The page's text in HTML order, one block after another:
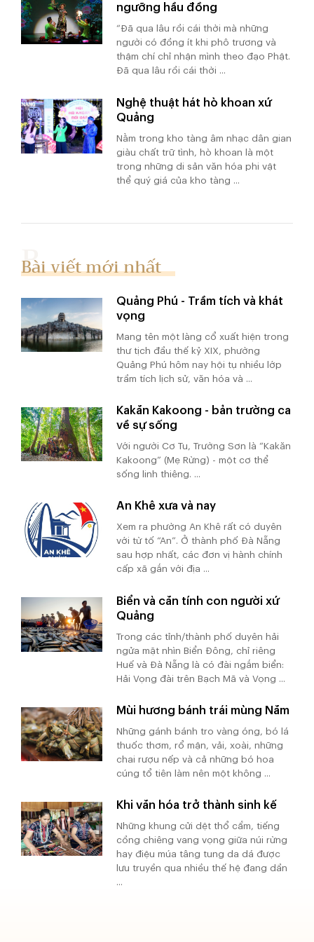
ngưỡng hầu đồng
“Đã qua lâu rồi cái thời mà những
người có đồng ít khi phô trương và
thậm chí chỉ nhận mình theo đạo Phật.
Đã qua lâu rồi cái thời ...
Nghệ thuật hát hò khoan xứ
Quảng
Nằm trong kho tàng âm nhạc dân gian
giàu chất trữ tình, hò khoan là một
trong những di sản văn hóa phi vật
thể quý giá của kho tàng ...
Bài viết mới nhất
Quảng Phú - Trầm tích và khát
vọng
Mang tên một làng cổ xuất hiện trong
thư tịch đầu thế kỷ XIX, phường
Quảng Phú hôm nay hội tụ nhiều lớp
trầm tích lịch sử, văn hóa và ...
Kakăn Kakoong - bản trường ca
về sự sống
Với người Cơ Tu, Trường Sơn là “Kakăn
Kakoong” (Mẹ Rừng) - một cơ thể
sống linh thiêng. ...
An Khê xưa và nay
Xem ra phường An Khê rất có duyên
với từ tố “An”. Ở thành phố Đà Nẵng
sau hợp nhất, các đơn vị hành chính
cấp xã gắn với địa ...
Biển và căn tính con người xứ
Quảng
Trong các tỉnh/thành phố duyên hải
ngửa mặt nhìn Biển Đông, chỉ riêng
Huế và Đà Nẵng là có đài ngắm biển:
Hải Vọng đài trên Bạch Mã và Vọng ...
Mùi hương bánh trái mùng Năm
Những gánh bánh tro vàng óng, bó lá
thuốc thơm, rổ mận, vải, xoài, những
chai rượu nếp và cả những bó hoa
cúng tổ tiên làm nên một không ...
Khi văn hóa trở thành sinh kế
Những khung cửi dệt thổ cẩm, tiếng
cồng chiêng vang vọng giữa núi rừng
hay điệu múa tâng tung da dá được
lưu truyền qua nhiều thế hệ đang dần
...